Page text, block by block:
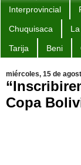
Interprovincial
Chuquisaca
Tarija Beni
miércoles, 15 de
Copa